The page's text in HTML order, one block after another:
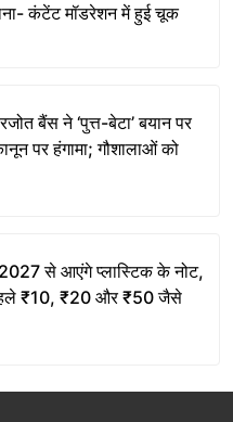
कंटेंट मॉडरेशन में हुई चूक
बैंस ने ‘पुत्त-बेटा’ बयान पर
पर हंगामा; गौशालाओं को
से आएंगे प्लास्टिक के नोट,
₹10, ₹20 और ₹50 जैसे